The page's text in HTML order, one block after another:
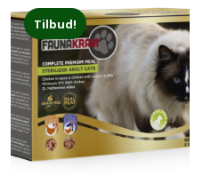
Tilbud!